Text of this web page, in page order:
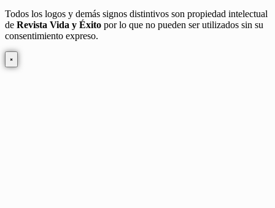
Todos los logos y demás signos distintivos son propiedad intelectual
de Revista Vida y Éxito por lo que no pueden ser utilizados sin su
consentimiento expreso.
×